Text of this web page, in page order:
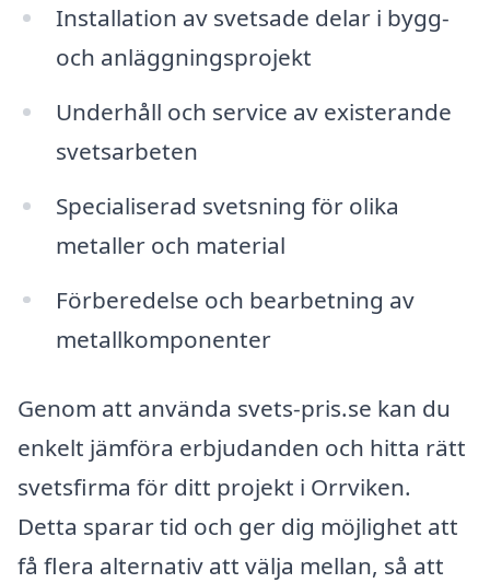
Installation av svetsade delar i bygg-
och anläggningsprojekt
Underhåll och service av existerande
svetsarbeten
Specialiserad svetsning för olika
metaller och material
Förberedelse och bearbetning av
metallkomponenter
Genom att använda svets-pris.se kan du
enkelt jämföra erbjudanden och hitta rätt
svetsfirma för ditt projekt i Orrviken.
Detta sparar tid och ger dig möjlighet att
få flera alternativ att välja mellan, så att